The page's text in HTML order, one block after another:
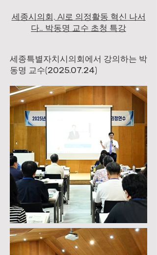
세종시의회, AI로 의정활동 혁신 나서
다… 박동명 교수 초청 특강
세종특별자치시의회에서 강의하는 박
동명 교수(2025.07.24)